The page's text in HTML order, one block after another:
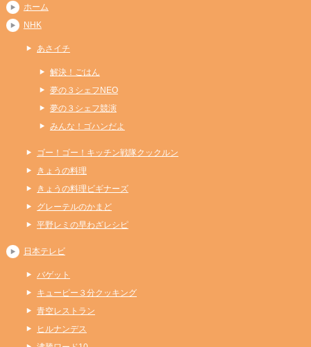
ホーム
NHK
あさイチ
解決！ごはん
夢の３シェフNEO
夢の３シェフ競演
みんな！ゴハンだよ
ゴー！ゴー！キッチン戦隊クックルン
きょうの料理
きょうの料理ビギナーズ
グレーテルのかまど
平野レミの早わざレシピ
日本テレビ
バゲット
キューピー３分クッキング
青空レストラン
ヒルナンデス